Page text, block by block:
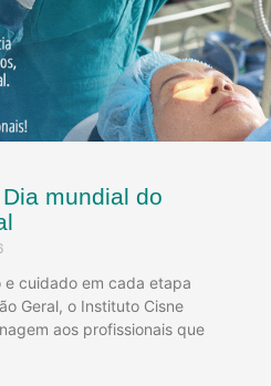
mundial do
e cuidado em cada etapa
Geral, o Instituto Cisne
aos profissionais que